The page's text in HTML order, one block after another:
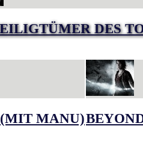
DES
(MIT MANU)